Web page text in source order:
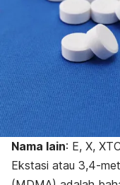
Nama lain: E, X,
Ekstasi atau 3,4-